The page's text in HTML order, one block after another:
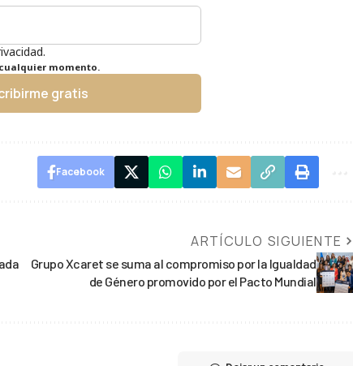
momento.
gratis
Facebook
ARTÍCULO SIGUIENTE
Grupo Xcaret se suma al compromiso por la Igualdad
de Género promovido por el Pacto Mundial